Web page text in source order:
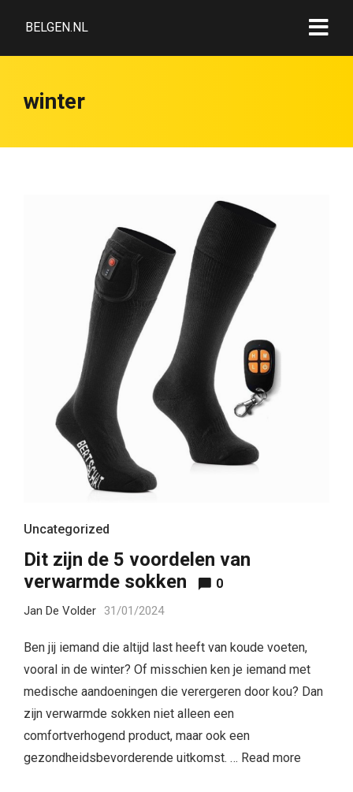
BELGEN.NL
winter
Uncategorized
Dit zijn de 5 voordelen van
verwarmde sokken
0
Jan De Volder 31/01/2024
Ben jij iemand die altijd last heeft van koude voeten,
vooral in de winter? Of misschien ken je iemand met
medische aandoeningen die verergeren door kou? Dan
zijn verwarmde sokken niet alleen een
comfortverhogend product, maar ook een
gezondheidsbevorderende uitkomst. … Read more